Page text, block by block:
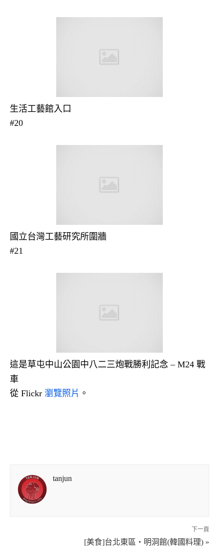
生活工藝館入口
#20
國立台灣工藝研究所圍牆
#21
這是草屯中山公園中八二三炮戰勝利記念 – M24 戰
車
從 Flickr 瀏覽照片 。
tanjun
下一頁
[美食]台北東區‧明洞館(韓國料理) »